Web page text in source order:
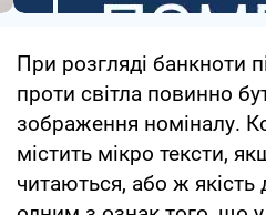
При розгляді банкноти
проти світла повинно
зображення номіналу.
містить мікро тексти,
читаються, або ж якість